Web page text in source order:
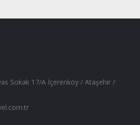
Sokak 17/A İçerenköy / Ataşehir /